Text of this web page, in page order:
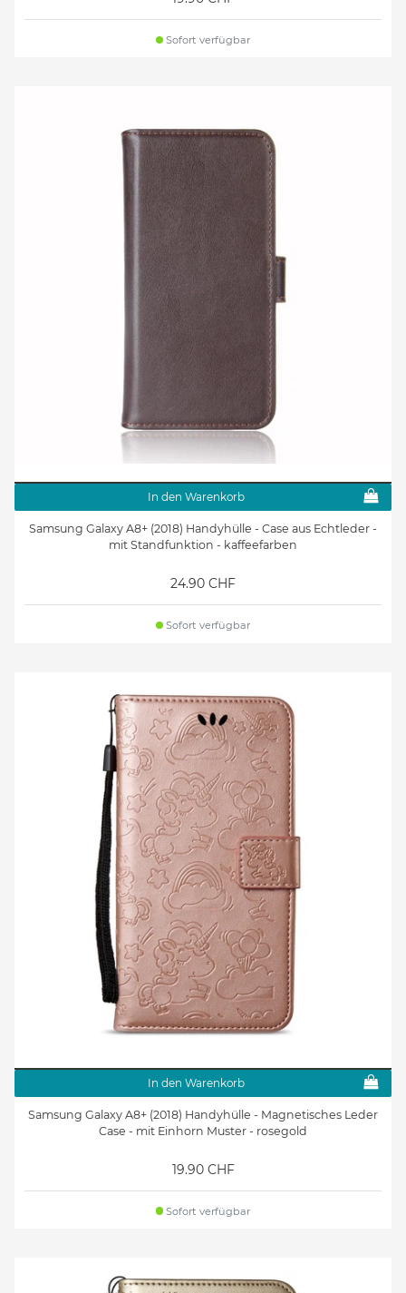
Sofort verfügbar
In den Warenkorb
Samsung Galaxy A8+ (2018) Handyhülle - Case aus Echtleder -
mit Standfunktion - kaffeefarben
24.90 CHF
Sofort verfügbar
In den Warenkorb
Samsung Galaxy A8+ (2018) Handyhülle - Magnetisches Leder
Case - mit Einhorn Muster - rosegold
19.90 CHF
Sofort verfügbar